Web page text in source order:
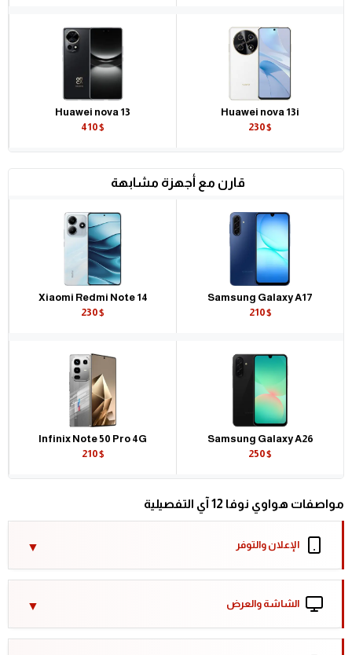
Huawei nova 13i
230$
Huawei nova 13
410$
قارن مع أجهزة مشابهة
Samsung Galaxy A17
210$
Xiaomi Redmi Note 14
230$
Samsung Galaxy A26
250$
Infinix Note 50 Pro 4G
210$
مواصفات هواوي نوفا 12 آي التفصيلية
الإعلان والتوفر
الشاشة والعرض